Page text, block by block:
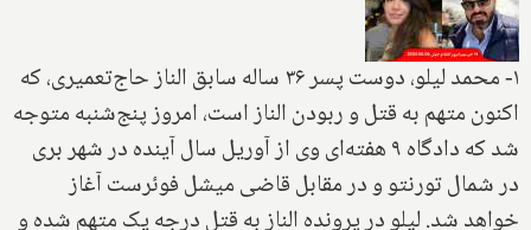
۱- محمد لیلو، دوست پسر ۳۶ ساله سابق الناز حاج‌تعمیری، که
اکنون متهم به قتل و ربودن الناز است، امروز پنج‌شنبه متوجه
شد که دادگاه ۹ هفته‌ای وی از آوریل سال آینده در شهر بری
در شمال تورنتو و در مقابل قاضی میشل فوئرست آغاز
خواهد شد. لیلو در پرونده الناز به قتل درجه یک متهم شده و